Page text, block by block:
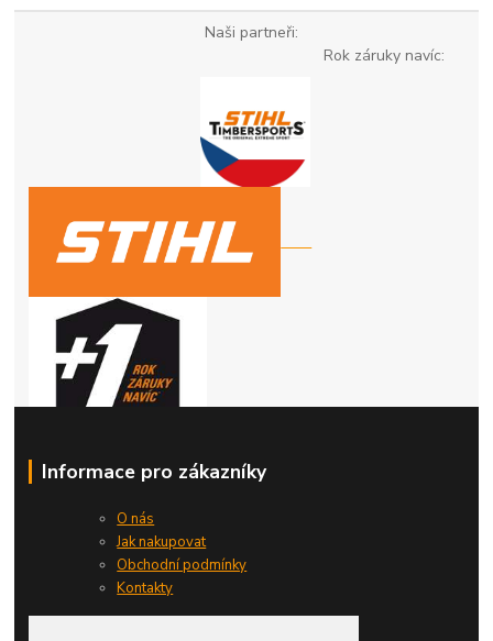
Naši partneři:
Rok záruky navíc:
Informace pro zákazníky
O nás
Jak nakupovat
Obchodní podmínky
Kontakty